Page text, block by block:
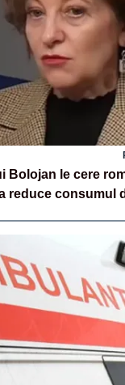
Bolojan le cere
reduce consumul